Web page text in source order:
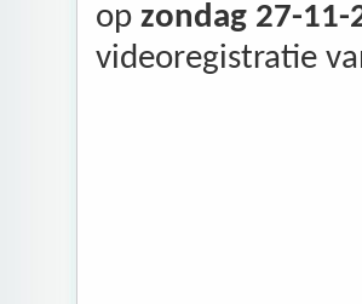
op zondag 27-11-
videoregistratie